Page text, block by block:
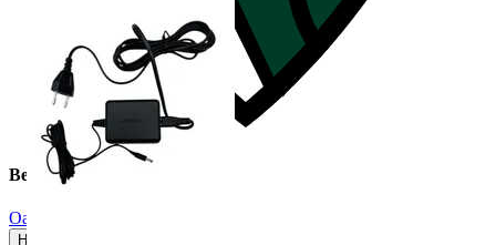
Beskrivning
Oanvänt
Helt ny och aldrig använd